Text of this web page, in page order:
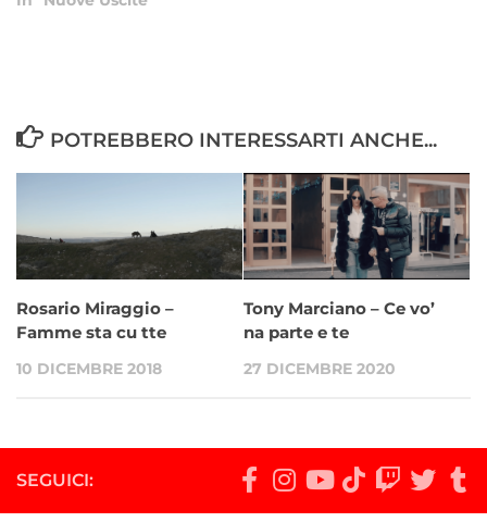
POTREBBERO INTERESSARTI ANCHE...
Rosario Miraggio –
Famme sta cu tte
10 DICEMBRE 2018
Tony Marciano – Ce vo’
na parte e te
27 DICEMBRE 2020
SEGUICI: